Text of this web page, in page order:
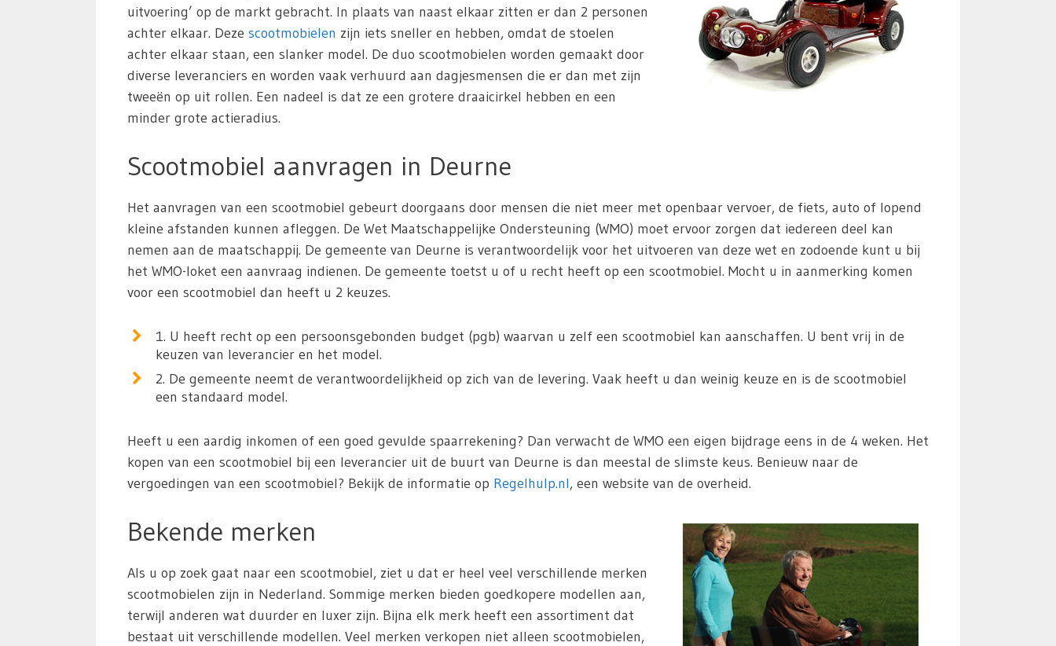
uitvoering’ op de markt gebracht. In plaats van naast elkaar zitten er dan 2 personen
achter elkaar. Deze scootmobielen zijn iets sneller en hebben, omdat de stoelen
achter elkaar staan, een slanker model. De duo scootmobielen worden gemaakt door
diverse leveranciers en worden vaak verhuurd aan dagjesmensen die er dan met zijn
tweeën op uit rollen. Een nadeel is dat ze een grotere draaicirkel hebben en een
minder grote actieradius.
Scootmobiel aanvragen in Deurne
Het aanvragen van een scootmobiel gebeurt doorgaans door mensen die niet meer met openbaar vervoer, de fiets, auto of lopend
kleine afstanden kunnen afleggen. De Wet Maatschappelijke Ondersteuning (WMO) moet ervoor zorgen dat iedereen deel kan
nemen aan de maatschappij. De gemeente van Deurne is verantwoordelijk voor het uitvoeren van deze wet en zodoende kunt u bij
het WMO-loket een aanvraag indienen. De gemeente toetst u of u recht heeft op een scootmobiel. Mocht u in aanmerking komen
voor een scootmobiel dan heeft u 2 keuzes.
1. U heeft recht op een persoonsgebonden budget (pgb) waarvan u zelf een scootmobiel kan aanschaffen. U bent vrij in de
keuzen van leverancier en het model.
2. De gemeente neemt de verantwoordelijkheid op zich van de levering. Vaak heeft u dan weinig keuze en is de scootmobiel
een standaard model.
Heeft u een aardig inkomen of een goed gevulde spaarrekening? Dan verwacht de WMO een eigen bijdrage eens in de 4 weken. Het
kopen van een scootmobiel bij een leverancier uit de buurt van Deurne is dan meestal de slimste keus. Benieuw naar de
vergoedingen van een scootmobiel? Bekijk de informatie op Regelhulp.nl, een website van de overheid.
Bekende merken
Als u op zoek gaat naar een scootmobiel, ziet u dat er heel veel verschillende merken
scootmobielen zijn in Nederland. Sommige merken bieden goedkopere modellen aan,
terwijl anderen wat duurder en luxer zijn. Bijna elk merk heeft een assortiment dat
bestaat uit verschillende modellen. Veel merken verkopen niet alleen scootmobielen,